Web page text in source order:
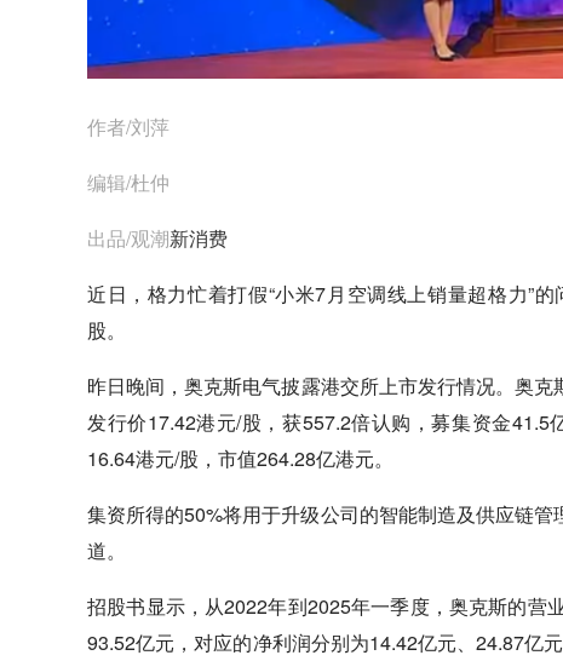
作者/刘萍
编辑/杜仲
出品/观潮新消费
近日，格力忙着打假“小米7月空调线上销量超格力”
股。
昨日晚间，奥克斯电气披露港交所上市发行情况。奥
发行价17.42港元/股，获557.2倍认购，募集资金
16.64港元/股，市值264.28亿港元。
集资所得的50%将用于升级公司的智能制造及供应链
道。
招股书显示，从2022年到2025年一季度，奥克斯的营
93.52亿元，对应的净利润分别为14.42亿元、24.87亿